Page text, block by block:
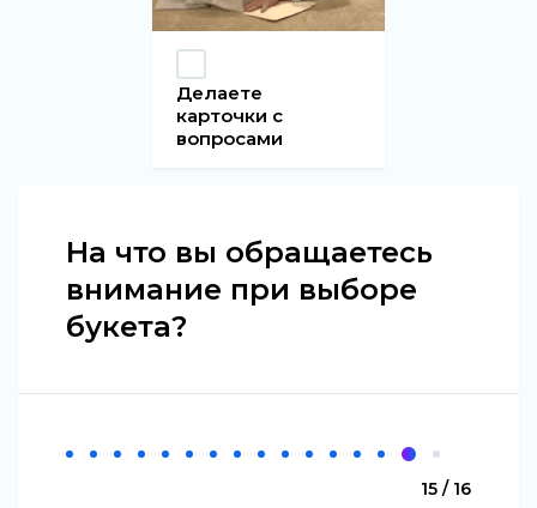
Делаете
карточки с
вопросами
На что вы обращаетесь
внимание при выборе
букета?
15 / 16